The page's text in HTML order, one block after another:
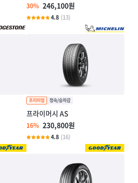
30% 246,100원
4.8 (13)
프라이머시 AS
16% 230,800원
4.8 (16)